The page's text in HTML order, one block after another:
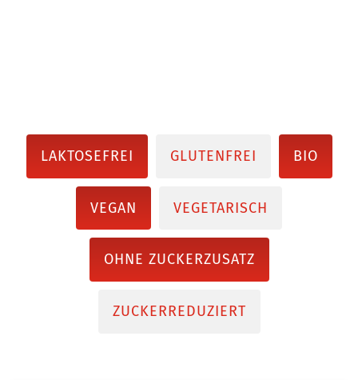
LAKTOSEFREI GLUTENFREI BIO
VEGAN VEGETARISCH
OHNE ZUCKERZUSATZ
ZUCKERREDUZIERT